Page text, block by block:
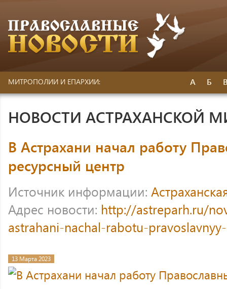
МИТРОПОЛИИ И ЕПАРХИИ: А Б
НОВОСТИ АСТРАХАНСКОЙ
В Астрахани начал работу
ресурсный центр
Источник информации:
Адрес новости: http://astreparh.ru/
astrahani-nachal-rabotu-
13 Марта 2023